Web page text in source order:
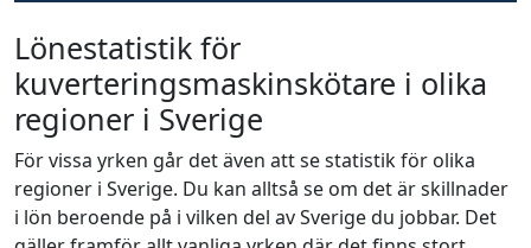
Lönestatistik för
kuverteringsmaskinskötare i olika
regioner i Sverige
För vissa yrken går det även att se statistik för olika
regioner i Sverige. Du kan alltså se om det är skillnader
i lön beroende på i vilken del av Sverige du jobbar. Det